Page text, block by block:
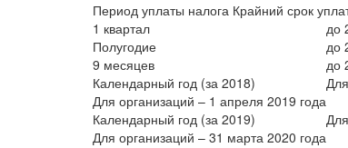
Период уплаты налога Крайний срок
1 квартал
до
Полугодие
до
9 месяцев
до
Календарный год (за 2018)
Для организаций – 1 апреля 2019 года
Календарный год (за 2019)
Для организаций – 31 марта 2020 года